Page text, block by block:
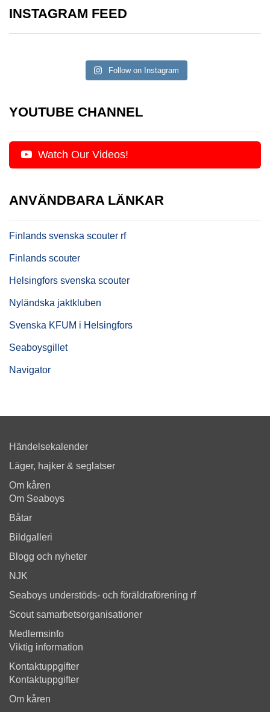
INSTAGRAM FEED
Follow on Instagram
YOUTUBE CHANNEL
Watch Our Videos!
ANVÄNDBARA LÄNKAR
Finlands svenska scouter rf
Finlands scouter
Helsingfors svenska scouter
Nyländska jaktkluben
Svenska KFUM i Helsingfors
Seaboysgillet
Navigator
Händelsekalender
Läger, hajker & seglatser
Om kåren
Om Seaboys
Båtar
Bildgalleri
Blogg och nyheter
NJK
Seaboys understöds- och föräldraförening rf
Scout samarbetsorganisationer
Medlemsinfo
Viktig information
Kontaktuppgifter
Kontaktuppgifter
Om kåren